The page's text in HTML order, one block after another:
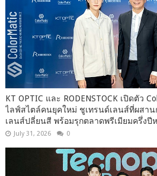
KT OPTIC และ RODENSTOCK เปิดตัว
ไลฟ์สไตล์คนยุคใหม่ ชูเทรนด์เลนส์ที่ผสา
เลนส์ปลี่ยนสี พร้อมรุกตลาดพรีเมียมครึ่งปี
July 31, 2026 0